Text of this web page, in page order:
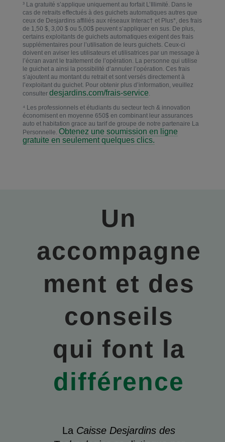
³ La gratuité s’applique uniquement au forfait L’Illimité. Dans le
cas de retraits effectués à des guichets automatiques autres que
ceux de Desjardins affiliés aux réseaux Interac† et Plus*, des frais
de 1,50 $, 3,00 $ ou 5,00$ peuvent s’appliquer en sus. De plus,
certains exploitants de guichets automatiques exigent des frais
supplémentaires pour l’utilisation de leurs guichets. Ceux-ci
doivent en aviser les utilisateurs et utilisatrices par un message à
l’écran avant le traitement de l’opération. La personne qui utilise
le guichet a ainsi la possibilité d’annuler l’opération. Ces frais
s’ajoutent au montant du retrait et sont versés directement à
l’exploitant du guichet. Pour obtenir plus d’information, veuillez
consulter desjardins.com/frais-service
⁴ Les professionnels et étudiants du secteur tech & innovation
économisent en moyenne 650$ en combinant leur assurances
auto et habitation grace au tarif de groupe de notre partenaire La
Personnelle. Obtenez une soumission en ligne
gratuite en seulement quelques clics.
Un
accompagne
ment et des
conseils
qui font la
différence
La Caisse Desjardins des